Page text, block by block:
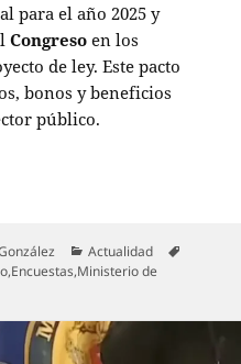
para el año 2025 y
Congreso en los
de ley. Este pacto
bonos y beneficios
público.
salarial del Sector Público:
Categorías
Actualidad
,Encuestas,Ministerio de